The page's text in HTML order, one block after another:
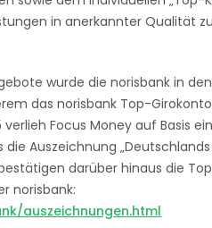
in anerkannter Qualität
wurde die norisbank in
das norisbank Top-
Focus Money auf Basis
Auszeichnung
darüber hinaus die
norisbank:
auszeichnungen.html